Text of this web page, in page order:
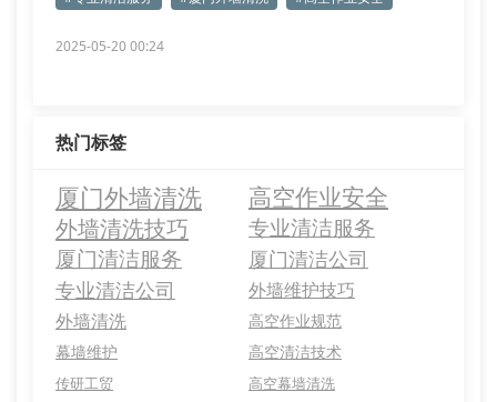
2025-05-20 00:24
热门标签
厦门外墙清洗 高空作业安全
外墙清洗技巧
专业清洁服务
厦门清洁服务
厦门清洁公司
专业清洁公司
外墙维护技巧
外墙清洗
高空作业规范
幕墙维护
高空清洁技术
传研工贸
高空幕墙清洗